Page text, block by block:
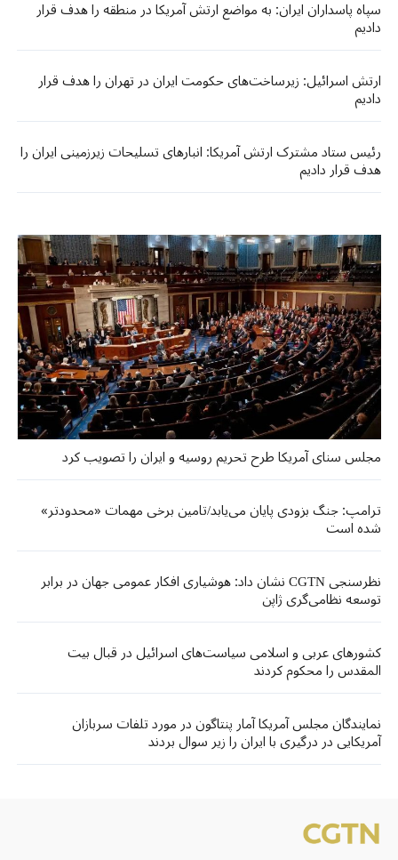
سپاه پاسداران ایران: به مواضع ارتش آمریکا در منطقه را هدف قرار
دادیم
ارتش اسرائیل: زیرساخت‌های حکومت ایران در تهران را هدف قرار
دادیم
رئیس ستاد مشترک ارتش آمریکا: انبارهای تسلیحات زیرزمینی ایران را
هدف قرار دادیم
مجلس سنای آمریکا طرح تحریم روسیه و ایران را تصویب کرد
ترامپ: جنگ بزودی پایان می‌یابد/تامین برخی مهمات «محدودتر»
شده است
نظرسنجی CGTN نشان داد: هوشیاری افکار عمومی جهان در برابر
توسعه نظامی‌گری ژاپن
کشورهای عربی و اسلامی سیاست‌های اسرائیل در قبال بیت
المقدس را محکوم کردند
نمایندگان مجلس آمریکا آمار پنتاگون در مورد تلفات سربازان
آمریکایی در درگیری با ایران را زیر سوال بردند